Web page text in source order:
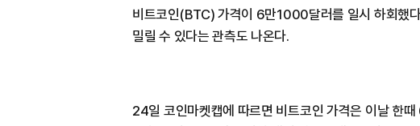
비트코인(BTC) 가격이 6만1000달러를 일시 하회했
밀릴 수 있다는 관측도 나온다.
24일 코인마켓캡에 따르면 비트코인 가격은 이날 한